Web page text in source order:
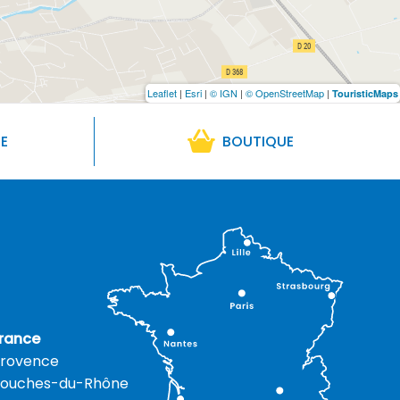
Leaflet | Esri | © IGN | © OpenStreetMap | TouristicMaps
BOUTIQUE
du-Rhône